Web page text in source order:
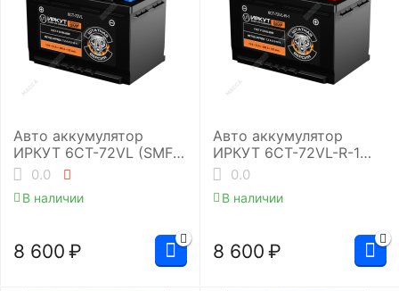
Авто аккумулятор
ИРКУТ 6CT-72VL (SMF-
L3RU)
0.0
В наличии
8 600 ₽
Авто аккумулятор
ИРКУТ 6CT-72VL-R-1
(SMF-L3EU)
0.0
В наличии
8 600 ₽